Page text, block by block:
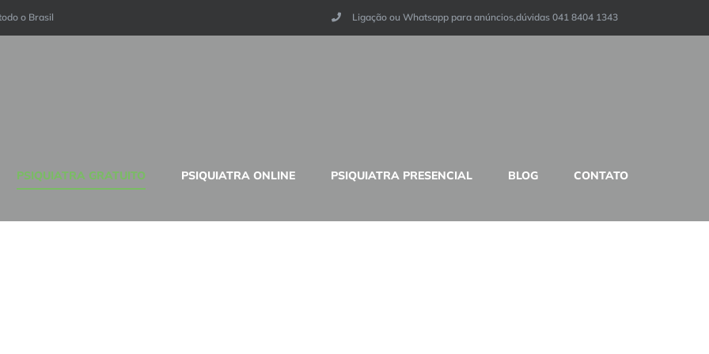
o Brasil Ligação ou Whatsapp para anúncios,dúvidas 041 8404 1343
PSIQUIATRA GRATUITO PSIQUIATRA ONLINE PSIQUIATRA PRESENCIAL BLOG CONTATO